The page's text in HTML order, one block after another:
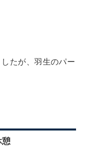
たが、羽生のパー
憩